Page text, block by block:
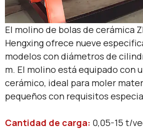
El molino de bolas de cerámica
Hengxing ofrece nueve
modelos con diámetros de
m. El molino está equipado con
cerámico, ideal para moler
pequeños con requisitos
Cantidad de carga: 0,05-15 t/